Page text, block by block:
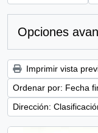
Opciones
Imprimir vista
Ordenar por: Fecha
Dirección: